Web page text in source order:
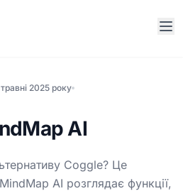
2025 року
AI
Coggle? Це
AI розглядає функції,